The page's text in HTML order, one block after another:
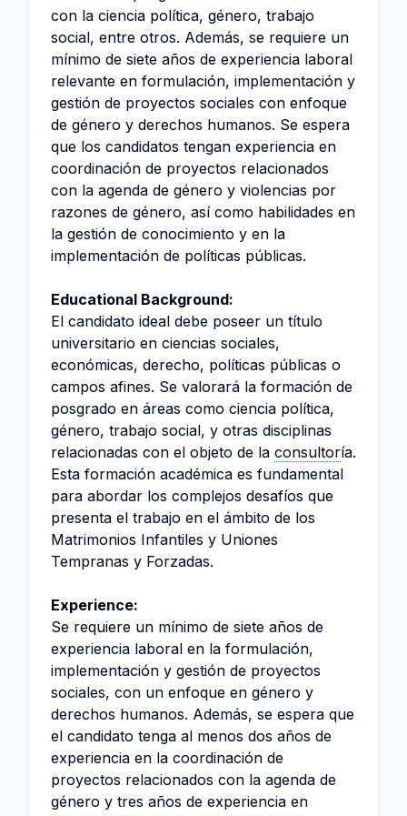
con la ciencia política, género, trabajo
social, entre otros. Además, se requiere un
mínimo de siete años de experiencia laboral
relevante en formulación, implementación y
gestión de proyectos sociales con enfoque
de género y derechos humanos. Se espera
que los candidatos tengan experiencia en
coordinación de proyectos relacionados
con la agenda de género y violencias por
razones de género, así como habilidades en
la gestión de conocimiento y en la
implementación de políticas públicas.
Educational Background:
El candidato ideal debe poseer un título
universitario en ciencias sociales,
económicas, derecho, políticas públicas o
campos afines. Se valorará la formación de
posgrado en áreas como ciencia política,
género, trabajo social, y otras disciplinas
relacionadas con el objeto de la consultoría.
Esta formación académica es fundamental
para abordar los complejos desafíos que
presenta el trabajo en el ámbito de los
Matrimonios Infantiles y Uniones
Tempranas y Forzadas.
Experience:
Se requiere un mínimo de siete años de
experiencia laboral en la formulación,
implementación y gestión de proyectos
sociales, con un enfoque en género y
derechos humanos. Además, se espera que
el candidato tenga al menos dos años de
experiencia en la coordinación de
proyectos relacionados con la agenda de
género y tres años de experiencia en